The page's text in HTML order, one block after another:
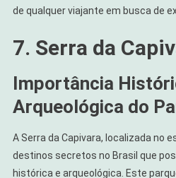
de qualquer viajante em busca de
7. Serra da
Importância
Arqueológica do
A Serra da Capivara, localizada no
destinos secretos no Brasil que
histórica e arqueológica. Este